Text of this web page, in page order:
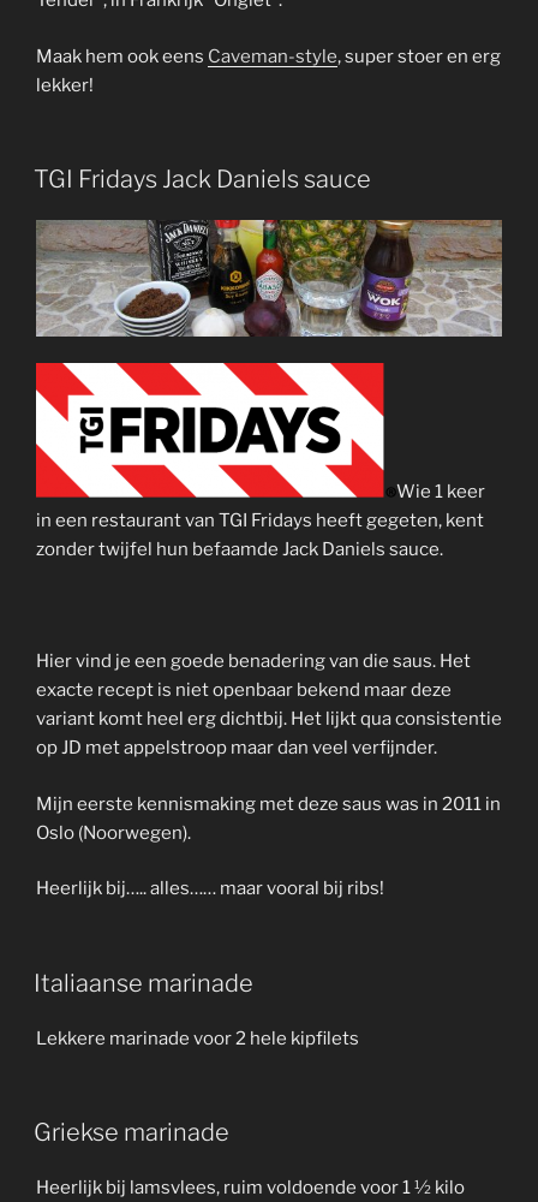
Maak hem ook eens Caveman-style, super stoer en erg
lekker!
TGI Fridays Jack Daniels sauce
Wie 1 keer
in een restaurant van TGI Fridays heeft gegeten, kent
zonder twijfel hun befaamde Jack Daniels sauce.
Hier vind je een goede benadering van die saus. Het
exacte recept is niet openbaar bekend maar deze
variant komt heel erg dichtbij. Het lijkt qua consistentie
op JD met appelstroop maar dan veel verfijnder.
Mijn eerste kennismaking met deze saus was in 2011 in
Oslo (Noorwegen).
Heerlijk bij….. alles…… maar vooral bij ribs!
Italiaanse marinade
Lekkere marinade voor 2 hele kipfilets
Griekse marinade
Heerlijk bij lamsvlees, ruim voldoende voor 1 ½ kilo